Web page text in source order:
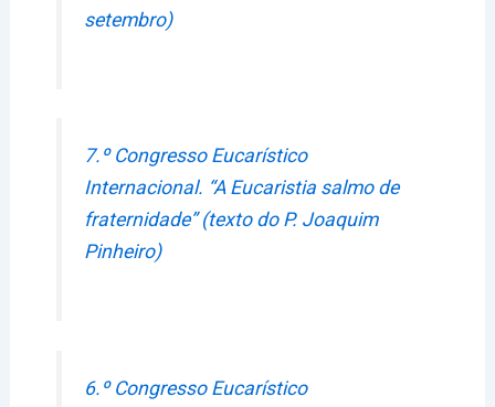
setembro)
7.º Congresso Eucarístico
Internacional. “A Eucaristia salmo de
fraternidade” (texto do P. Joaquim
Pinheiro)
6.º Congresso Eucarístico